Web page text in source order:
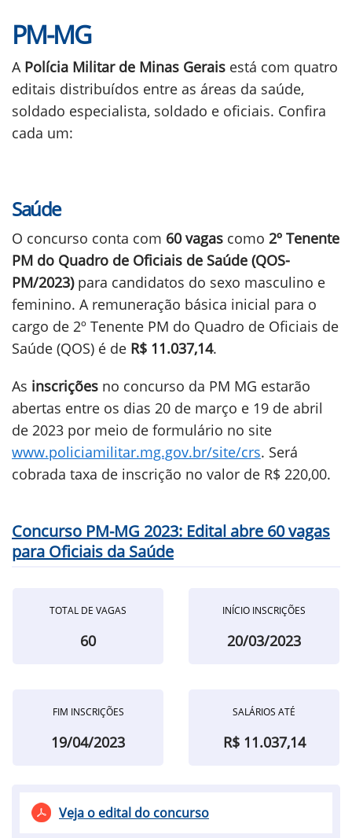
PM-MG
A Polícia Militar de Minas Gerais está com quatro
editais distribuídos entre as áreas da saúde,
soldado especialista, soldado e oficiais. Confira
cada um:
Saúde
O concurso conta com 60 vagas como 2º Tenente
PM do Quadro de Oficiais de Saúde (QOS-
PM/2023)para candidatos do sexo masculino e
feminino. A remuneração básica inicial para o
cargo de 2º Tenente PM do Quadro de Oficiais de
Saúde (QOS) é de R$ 11.037,14.
As inscrições no concurso da PM MG estarão
abertas entre os dias 20 de março e 19 de abril
de 2023 por meio de formulário no site
www.policiamilitar.mg.gov.br/site/crs. Será
cobrada taxa de inscrição no valor de R$ 220,00.
Concurso PM-MG 2023: Edital abre 60 vagas
para Oficiais da Saúde
TOTAL DE VAGAS
60
INÍCIO INSCRIÇÕES
20/03/2023
FIM INSCRIÇÕES
19/04/2023
SALÁRIOS ATÉ
R$ 11.037,14
Veja o edital do concurso